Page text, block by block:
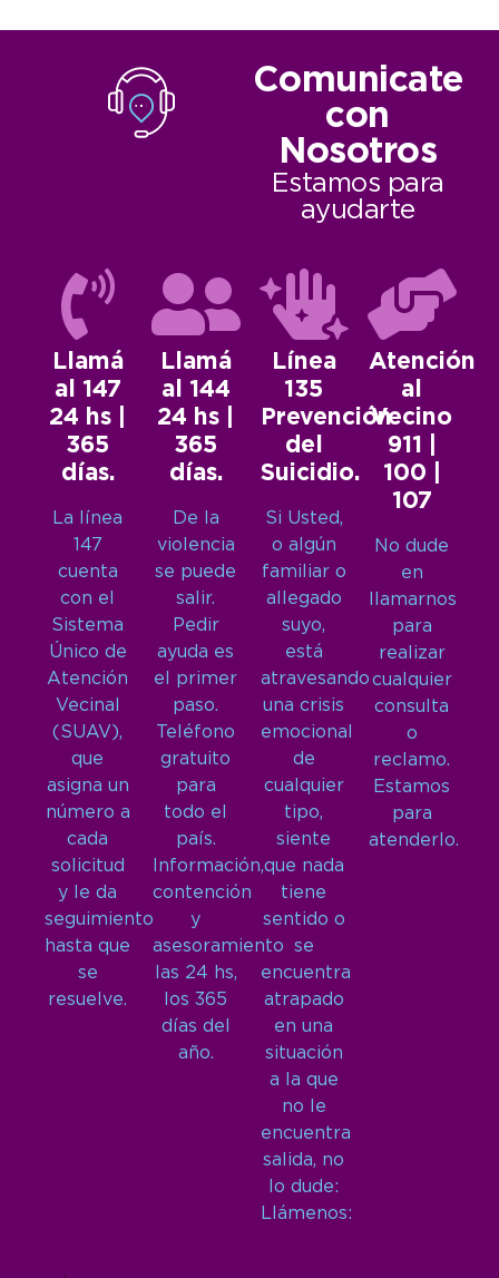
Comunicate
con
Nosotros
Estamos para
ayudarte
Llamá
al 147
24 hs |
365
días.
La línea
147
cuenta
con el
Sistema
Único de
Atención
Vecinal
(SUAV),
que
asigna un
número a
cada
solicitud
y le da
seguimiento
hasta que
se
resuelve.
Llamá
al 144
24 hs |
365
días.
De la
violencia
se puede
salir.
Pedir
ayuda es
el primer
paso.
Teléfono
gratuito
para
todo el
país.
Información,
contención
y
asesoramiento
las 24 hs,
los 365
días del
año.
Línea
135
Prevención
del
Suicidio.
Si Usted,
o algún
familiar o
allegado
suyo,
está
atravesando
una crisis
emocional
de
cualquier
tipo,
siente
que nada
tiene
sentido o
se
encuentra
atrapado
en una
situación
a la que
no le
encuentra
salida, no
lo dude:
Llámenos:
Atención
al
Vecino
911 |
100 |
107
No dude
en
llamarnos
para
realizar
cualquier
consulta
o
reclamo.
Estamos
para
atenderlo.